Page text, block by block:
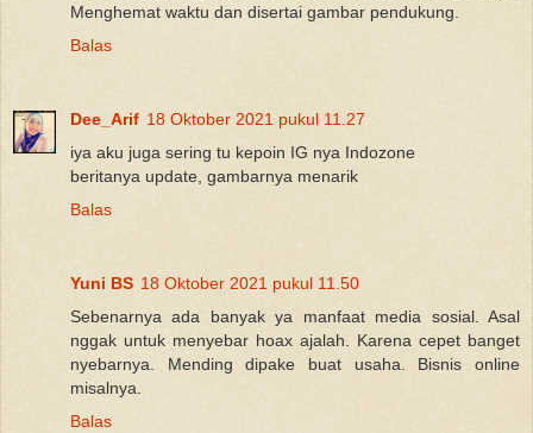
Menghemat waktu dan disertai gambar pendukung.
Balas
Dee_Arif 18 Oktober 2021 pukul 11.27
iya aku juga sering tu kepoin IG nya Indozone
beritanya update, gambarnya menarik
Balas
Yuni BS 18 Oktober 2021 pukul 11.50
Sebenarnya ada banyak ya manfaat media sosial. Asal
nggak untuk menyebar hoax ajalah. Karena cepet banget
nyebarnya. Mending dipake buat usaha. Bisnis online
misalnya.
Balas